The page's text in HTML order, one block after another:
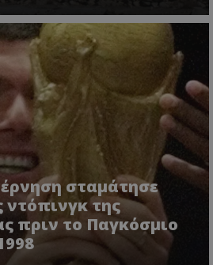
σταμάτησε
ντόπινγκ της
πριν το Παγκόσμιο